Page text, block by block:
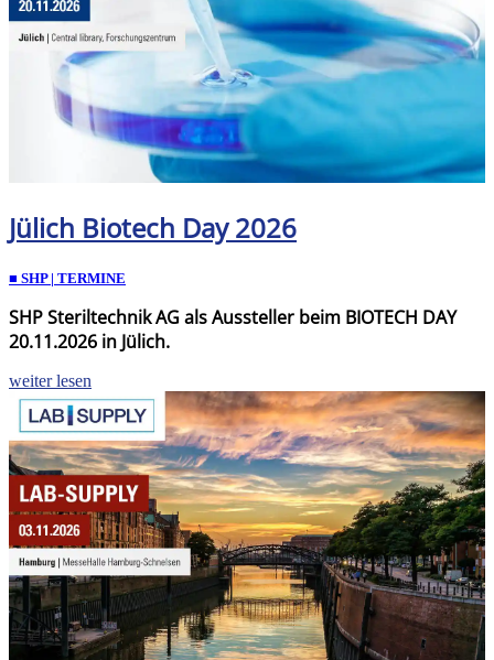
Jülich Biotech Day 2026
■ SHP | TERMINE
SHP Steriltechnik AG als Aussteller beim BIOTECH DAY
20.11.2026 in Jülich.
weiter lesen